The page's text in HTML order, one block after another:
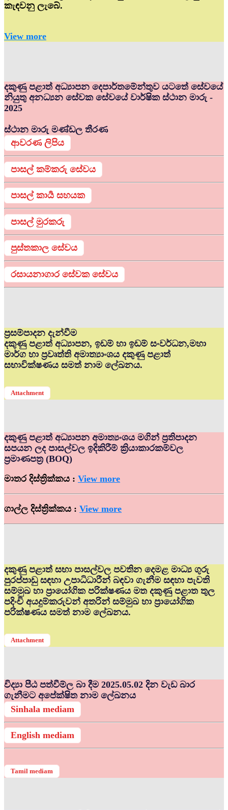
කැඳවනු ලැබේ.
View more
දකුණු පළාත් අධ්‍යාපන දෙපාර්තමේන්තුව යටතේ සේවයේ
නියුතු අනධ්‍යන සේවක සේවයේ වාර්ෂික ස්ථාන මාරු -
2025
ස්ථාන මාරු මණ්ඩල තීරණ
ආවරණ ලිපිය
පාසල් කම්කරු සේවය
පාසල් කාර්‍ය සහයක
පාසල් මුරකරු
පුස්තකාල සේවය
රසායනාගාර සේවක සේවය
ප්‍රසම්පාදන දැන්වීම
දකුණු පළාත් අධ්‍යාපන, ඉඩම් හා ඉඩම් සංවර්ධන,මහා
මාර්ග හා ප්‍රවෘත්ති අමාත්‍යාංශය දකුණු පළාත්
සභාවික්ෂණය සමත් නාම ලේඛනය.
Attachment
දකුණු පළාත් අධ්‍යාපන අමාත්‍යංශය මගින් ප්‍රතිපාදන
සපයන ලද පාසල්වල ඉදිකිරීම් ක්‍රියාකාරකම්වල
ප්‍රමාණපත්‍ර (BOQ)
මාතර දිස්ත්‍රික්කය : View more
ගාල්ල දිස්ත්‍රික්කය : View more
දකුණු පළාත් සභා පාසල්වල පවතින දෙමළ මාධ්‍ය ගුරු
පුරප්පාඩු සඳහා උපාධිධාරීන් බඳවා ගැනීම සඳහා පැවති
සම්මුඛ හා ප්‍රායෝගික පරික්ෂණය මත දකුණු පළාත තුල
පදිංචි අයදුම්කරුවන් අතරින් සම්මුඛ හා ප්‍රායෝගික
පරික්ෂණය සමත් නාම ලේඛනය.
Attachment
විද්‍යා පීඨ පත්වීම්ල බා දීම 2025.05.02 දින වැඩ බාර
ගැනීමට අපේක්ෂිත නාම ලේඛනය
Sinhala mediam
English mediam
Tamil mediam